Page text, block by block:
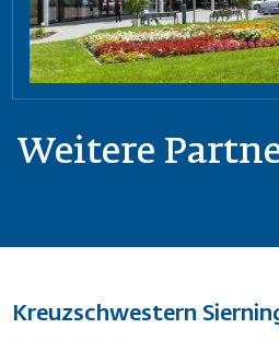
Weitere
Kreuzschwestern